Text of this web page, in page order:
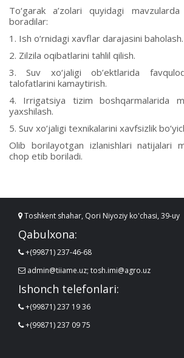
To‘garak a’zolari quyidagi
boradilar:
1. Ish o‘rnidagi xavflar darajasini baholash.
2. Zilzila oqibatlarini tahlil qilish.
3. Suv xo‘jaligi ob’ektlarida
talofatlarini kamaytirish.
4. Irrigatsiya tizim boshqarmalarida
yaxshilash.
5. Suv xo‘jaligi texnikalarini xavfsizlik
Olib borilayotgan izlanishlari natijalari
chop etib boriladi.
Toshkent shahar, Qori Niyoziy ko'chasi, 39-uy
Qabulxona:
+(99871) 237-46-68
admin@tiiame.uz; tosh.imi@agro.uz
Ishonch telefonlari:
+(99871) 237 19 36
+(99871) 237 09 75